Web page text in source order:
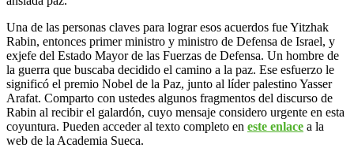
Una de las personas claves para lograr esos acuerdos fue Yitzhak
Rabin, entonces primer ministro y ministro de Defensa de Israel, y
exjefe del Estado Mayor de las Fuerzas de Defensa. Un hombre de
la guerra que buscaba decidido el camino a la paz. Ese esfuerzo le
significó el premio Nobel de la Paz, junto al líder palestino Yasser
Arafat. Comparto con ustedes algunos fragmentos del discurso de
Rabin al recibir el galardón, cuyo mensaje considero urgente en esta
coyuntura. Pueden acceder al texto completo en este enlace a la
web de la Academia Sueca.